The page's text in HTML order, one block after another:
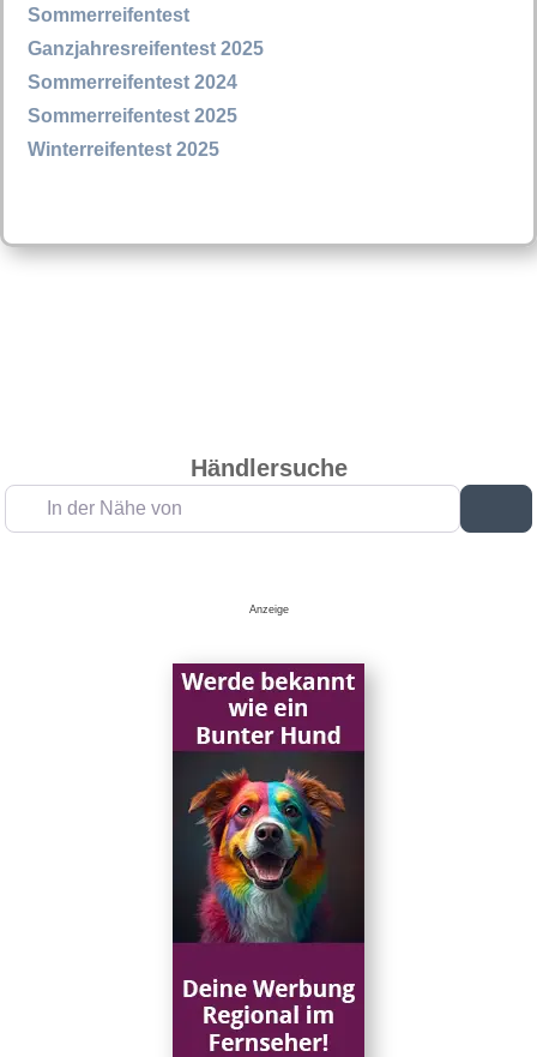
Sommerreifentest
Ganzjahresreifentest 2025
Sommerreifentest 2024
Sommerreifentest 2025
Winterreifentest 2025
Händlersuche
In der Nähe von
Anzeige